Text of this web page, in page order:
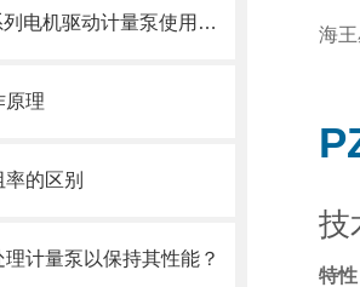
MM1/MM2 系列电机驱动计量泵使用注意事项
原理
的区别
计量泵以保持其性能？
海
技
特